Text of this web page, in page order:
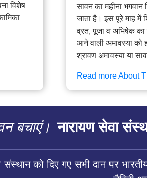
विशेष
सावन का महीना
जाता है। इस पूरे माह में
व्रत, पूजा व अभिषेक का
आने वाली अमावस्या को
श्रावण अमावस्या या
Read more About
बचाएं। नारायण सेवा
संस्थान को दिए गए सभी दान पर